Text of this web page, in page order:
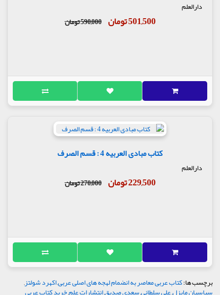
دارالعلم
501,500 تومان 590,000 تومان
کتاب مبادی العربیه 4 : قسم الصرف
دارالعلم
229,500 تومان 270,000 تومان
برچسب ها:کتاب عربی معاصر به انضمام لهجه های اصلی عربی,اکهرد شولتز,
سباسیان مایزل,علی سلطانی,سعدی صدیق,انتشارات علم,خرید کتاب عربی